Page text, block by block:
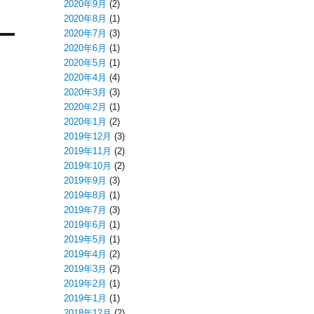
2020年9月 (2)
2020年8月 (1)
2020年7月 (3)
2020年6月 (1)
2020年5月 (1)
2020年4月 (4)
2020年3月 (3)
2020年2月 (1)
2020年1月 (2)
2019年12月 (3)
2019年11月 (2)
2019年10月 (2)
2019年9月 (3)
2019年8月 (1)
2019年7月 (3)
2019年6月 (1)
2019年5月 (1)
2019年4月 (2)
2019年3月 (2)
2019年2月 (1)
2019年1月 (1)